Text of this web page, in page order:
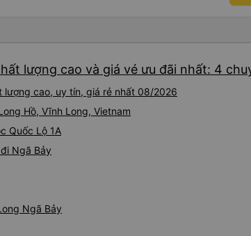
lượng cao và giá vé ưu đãi nhất: 4
cao, uy tín, giá rẻ nhất 08/2026
Hồ, Vĩnh Long, Vietnam
Quốc Lộ 1A
Ngã Bảy
Ngã Bảy